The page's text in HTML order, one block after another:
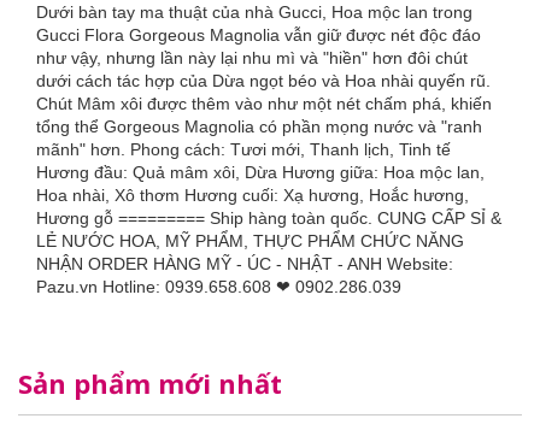
Dưới bàn tay ma thuật của nhà Gucci, Hoa mộc lan trong
Gucci Flora Gorgeous Magnolia vẫn giữ được nét độc đáo
như vậy, nhưng lần này lại nhu mì và "hiền" hơn đôi chút
dưới cách tác hợp của Dừa ngọt béo và Hoa nhài quyến rũ.
Chút Mâm xôi được thêm vào như một nét chấm phá, khiến
tổng thể Gorgeous Magnolia có phần mọng nước và "ranh
mãnh" hơn. Phong cách: Tươi mới, Thanh lịch, Tinh tế
Hương đầu: Quả mâm xôi, Dừa Hương giữa: Hoa mộc lan,
Hoa nhài, Xô thơm Hương cuối: Xạ hương, Hoắc hương,
Hương gỗ ========= Ship hàng toàn quốc. CUNG CẤP SỈ &
LẺ NƯỚC HOA, MỸ PHẨM, THỰC PHẨM CHỨC NĂNG
NHẬN ORDER HÀNG MỸ - ÚC - NHẬT - ANH Website:
Pazu.vn Hotline: 0939.658.608 ❤ 0902.286.039
Sản phẩm mới nhất